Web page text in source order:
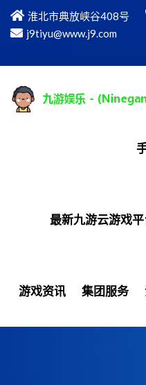
淮北市典放峡谷408号
j9tiyu@www.j9.com
最新九游云游戏
游戏资讯 集团服务